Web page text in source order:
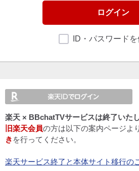
ログイン
ID・パスワード
楽天 × BBchatTVサービスは終了いたし
旧楽天会員の方は以下の案内ページよ
き を行ってください。
楽天サービス終了と本体サイト移行の